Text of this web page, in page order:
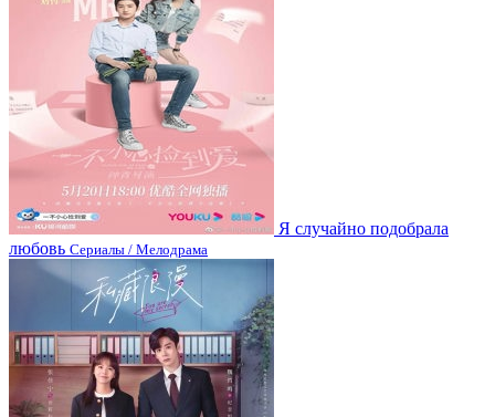
Я случайно подобрала
любовь Сериалы / Мелодрама